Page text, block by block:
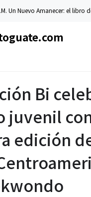
Nuevo Amanecer: el libro de
Bi
juvenil
edición